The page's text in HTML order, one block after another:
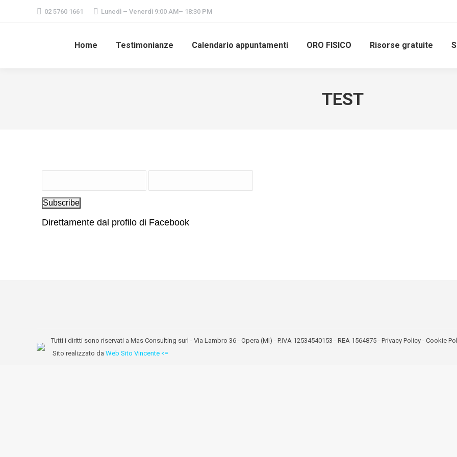
02 5760 1661 Lunedì – Venerdì 9:00 AM– 18:30 PM
Home Testimonianze Calendario appuntamenti ORO FISICO Risorse gratuite
TEST
Subscribe
Direttamente dal profilo di Facebook
Tutti i diritti sono riservati a Mas Consulting surl - Via Lambro 36 - Opera (MI) - P.IVA 12534540153 - REA 1564875 - Privacy Policy - Cookie
Sito realizzato da Web Sito Vincente <=